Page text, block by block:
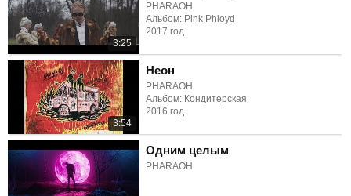
3:25
PHARAOH
Альбом: Pink Phloyd
2017 год
3:54
Неон
PHARAOH
Альбом: Кондитерская
2016 год
Одним целым
PHARAOH